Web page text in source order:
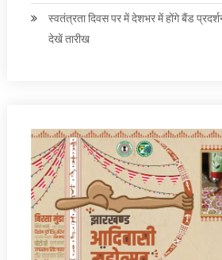
स्वतंत्रता दिवस पर में देशभर में होंगे बैंड
देखें तारीख